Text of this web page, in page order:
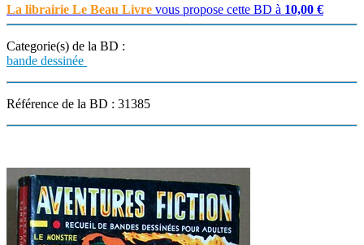
La librairie Le Beau Livre vous propose cette BD à 10,00 €
Categorie(s) de la BD :
bande dessinée
Référence de la BD : 31385